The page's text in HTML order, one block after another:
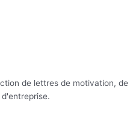
de lettres de motivation, de